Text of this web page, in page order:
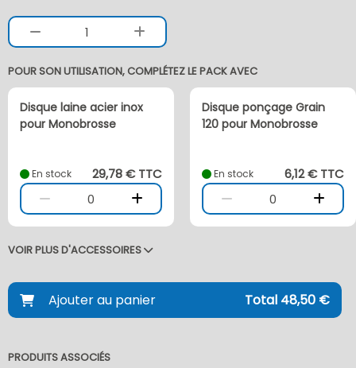
1
POUR SON UTILISATION, COMPLÉTEZ LE PACK AVEC
Disque laine acier inox
pour Monobrosse
En stock
29,78 € TTC
0
Disque ponçage Grain
120 pour Monobrosse
En stock
6,12 € TTC
0
VOIR PLUS D'ACCESSOIRES
Ajouter au panier Total 48,50 €
PRODUITS ASSOCIÉS